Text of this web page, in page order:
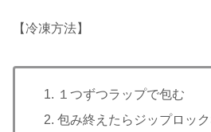
【冷凍方法】
１つずつラップで包む
包み終えたらジップロッ